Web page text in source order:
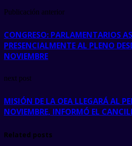
Publicación anterior
CONGRESO: PARLAMENTARIOS
PRESENCIALMENTE AL PLENO
NOVIEMBRE
next post
MISIÓN DE LA OEA LLEGARÁ AL
NOVIEMBRE, INFORMÓ EL
Related posts